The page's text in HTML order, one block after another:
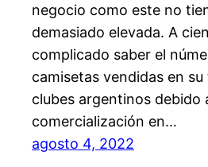
negocio como este no
demasiado elevada. A
complicado saber el
camisetas vendidas en
clubes argentinos debido
comercialización en…
agosto 4, 2022